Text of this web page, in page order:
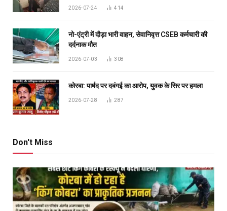
2026-07-24 414
नो-एंट्री में दौड़ा भारी वाहन, सेवानिवृत्त CSEB कर्मचारी की
दर्दनाक मौत
2026-07-03 308
कोरबा: पार्षद पर दबंगई का आरोप, युवक के सिर पर हमला
2026-07-28 287
Don't Miss